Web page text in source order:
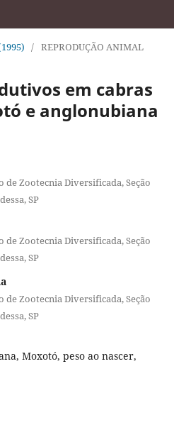
/ REPRODUÇÃO ANIMAL
em cabras
e anglonubiana
Zootecnia Diversificada, Seção
SP
Zootecnia Diversificada, Seção
SP
Zootecnia Diversificada, Seção
SP
Moxotó, peso ao nascer,